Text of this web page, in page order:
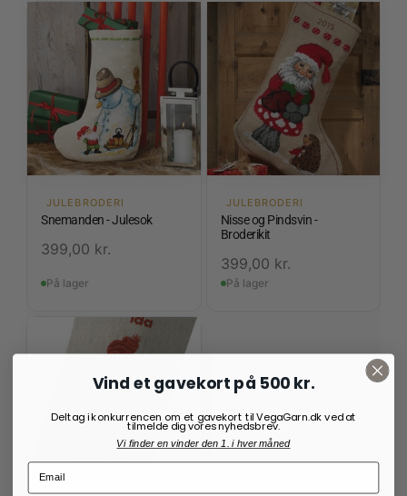
JULEBRODERI
Snemanden - Julesok
399,00 kr.
På lager
JULEBRODERI
Nisse og Pindsvin -
Broderikit
399,00 kr.
På lager
Vind et gavekort på 500 kr.
Deltag i konkurrencen om et gavekort til VegaGarn.dk ved at
tilmelde dig vores nyhedsbrev.
Vi finder en vinder den 1. i hver måned